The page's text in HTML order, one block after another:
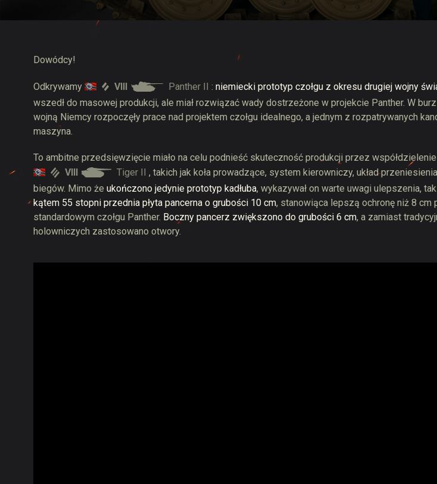
Dowódcy!
Odkrywamy VIII Panther II : niemiecki prototyp czołgu z okresu drugiej wojny
wszedł do masowej produkcji, ale miał rozwiązać wady dostrzeżone w projekcie Panther. W
wojną Niemcy rozpoczęły prace nad projektem czołgu idealnego, a jednym z rozpatrywanych
maszyna.
To ambitne przedsięwzięcie miało na celu podnieść skuteczność produkcji przez
VIII
Tiger II , takich jak koła prowadzące, system kierowniczy, układ
biegów. Mimo że ukończono jedynie prototyp kadłuba, wykazywał on warte uwagi ulepszenia,
kątem 55 stopni przednia płyta pancerna o grubości 10 cm, stanowiąca lepszą ochronę niż 8 cm
standardowym czołgu Panther. Boczny pancerz zwiększono do grubości 6 cm, a zamiast
holowniczych zastosowano otwory.